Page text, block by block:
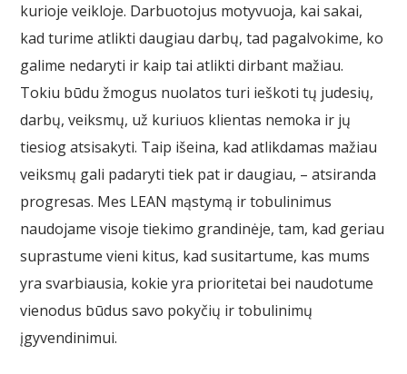
kurioje veikloje. Darbuotojus motyvuoja, kai sakai,
kad turime atlikti daugiau darbų, tad pagalvokime, ko
galime nedaryti ir kaip tai atlikti dirbant mažiau.
Tokiu būdu žmogus nuolatos turi ieškoti tų judesių,
darbų, veiksmų, už kuriuos klientas nemoka ir jų
tiesiog atsisakyti. Taip išeina, kad atlikdamas mažiau
veiksmų gali padaryti tiek pat ir daugiau, – atsiranda
progresas. Mes LEAN mąstymą ir tobulinimus
naudojame visoje tiekimo grandinėje, tam, kad geriau
suprastume vieni kitus, kad susitartume, kas mums
yra svarbiausia, kokie yra prioritetai bei naudotume
vienodus būdus savo pokyčių ir tobulinimų
įgyvendinimui.